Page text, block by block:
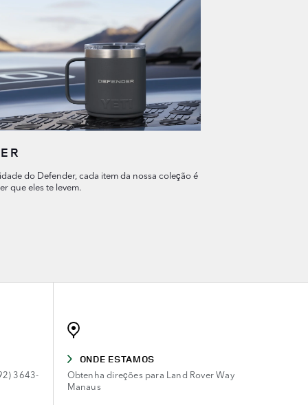
do Defender, cada item da nossa coleção é
que eles te levem.
3643-
ONDE ESTAMOS
Obtenha direções para Land Rover Way
Manaus